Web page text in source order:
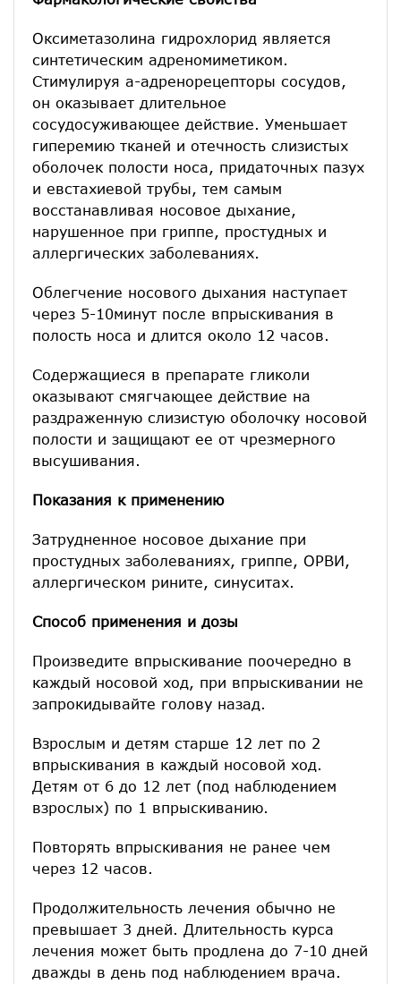
Оксиметазолина гидрохлорид является
синтетическим адреномиметиком.
Стимулируя a-адренорецепторы сосудов,
он оказывает длительное
сосудосуживающее действие. Уменьшает
гиперемию тканей и отечность слизистых
оболочек полости носа, придаточных пазух
и евстахиевой трубы, тем самым
восстанавливая носовое дыхание,
нарушенное при гриппе, простудных и
аллергических заболеваниях.
Облегчение носового дыхания наступает
через 5-10минут после впрыскивания в
полость носа и длится около 12 часов.
Содержащиеся в препарате гликоли
оказывают смягчающее действие на
раздраженную слизистую оболочку носовой
полости и защищают ее от чрезмерного
высушивания.
Показания к применению
Затрудненное носовое дыхание при
простудных заболеваниях, гриппе, ОРВИ,
аллергическом рините, синуситах.
Способ применения и дозы
Произведите впрыскивание поочередно в
каждый носовой ход, при впрыскивании не
запрокидывайте голову назад.
Взрослым и детям старше 12 лет по 2
впрыскивания в каждый носовой ход.
Детям от 6 до 12 лет (под наблюдением
взрослых) по 1 впрыскиванию.
Повторять впрыскивания не ранее чем
через 12 часов.
Продолжительность лечения обычно не
превышает 3 дней. Длительность курса
лечения может быть продлена до 7-10 дней
дважды в день под наблюдением врача.